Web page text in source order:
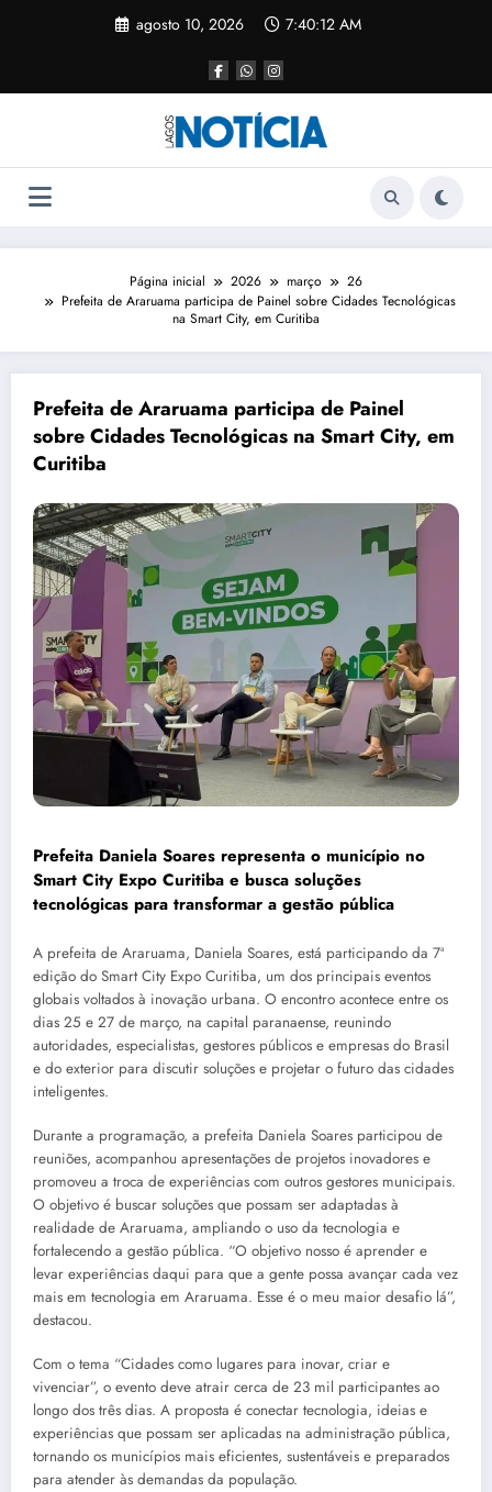
agosto 10, 2026 7:40:13 AM
Página inicial 2026 março
26
Prefeita de Araruama participa de Painel sobre Cidades Tecnológicas
na Smart City, em Curitiba
Prefeita de Araruama participa de Painel
sobre Cidades Tecnológicas na Smart City, em
Curitiba
Prefeita Daniela Soares representa o município no
Smart City Expo Curitiba e busca soluções
tecnológicas para transformar a gestão pública
A prefeita de Araruama, Daniela Soares, está participando da 7ª
edição do Smart City Expo Curitiba, um dos principais eventos
globais voltados à inovação urbana. O encontro acontece entre os
dias 25 e 27 de março, na capital paranaense, reunindo
autoridades, especialistas, gestores públicos e empresas do Brasil
e do exterior para discutir soluções e projetar o futuro das cidades
inteligentes.
Durante a programação, a prefeita Daniela Soares participou de
reuniões, acompanhou apresentações de projetos inovadores e
promoveu a troca de experiências com outros gestores municipais.
O objetivo é buscar soluções que possam ser adaptadas à
realidade de Araruama, ampliando o uso da tecnologia e
fortalecendo a gestão pública. “O objetivo nosso é aprender e
levar experiências daqui para que a gente possa avançar cada vez
mais em tecnologia em Araruama. Esse é o meu maior desafio lá”,
destacou.
Com o tema “Cidades como lugares para inovar, criar e
vivenciar”, o evento deve atrair cerca de 23 mil participantes ao
longo dos três dias. A proposta é conectar tecnologia, ideias e
experiências que possam ser aplicadas na administração pública,
tornando os municípios mais eficientes, sustentáveis e preparados
para atender às demandas da população.